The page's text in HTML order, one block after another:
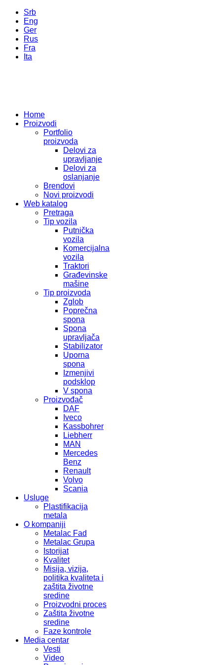
Srb
Eng
Ger
Rus
Fra
Ita
Home
Proizvodi
Portfolio
proizvoda
Delovi za
upravljanje
Delovi za
oslanjanje
Brendovi
Novi proizvodi
Web katalog
Pretraga
Tip vozila
Putnička
vozila
Komercijalna
vozila
Traktori
Građevinske
mašine
Tip proizvoda
Zglob
Poprečna
spona
Spona
upravljača
Stabilizator
Uporna
spona
Izmenjivi
podsklop
V spona
Proizvođač
DAF
Iveco
Kassbohrer
Liebherr
MAN
Mercedes
Benz
Renault
Volvo
Scania
Usluge
Plastifikacija
metala
O kompaniji
Metalac Fad
Metalac Grupa
Istorijat
Kvalitet
Misija, vizija,
politika kvaliteta i
zaštita životne
sredine
Proizvodni proces
Zaštita životne
sredine
Faze kontrole
Media centar
Vesti
Video